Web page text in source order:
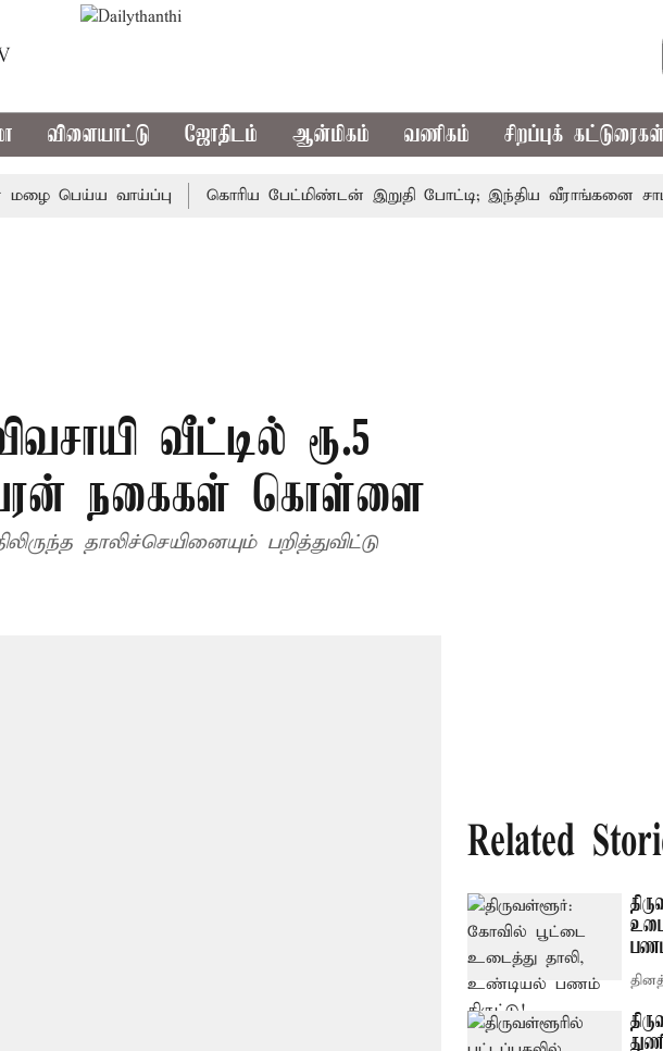
விளையாட்டு ஜோதிடம் ஆன்மிகம் வணிகம் சிறப்புக்
பெய்ய வாய்ப்பு கொரிய பேட்மிண்டன் இறுதி போட்டி; இந்திய வீராங்கனை
வீட்டில் ரூ.5
நகைகள் கொள்ளை
Related
பணம்